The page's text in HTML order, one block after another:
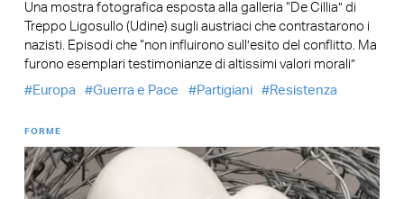
Una mostra fotografica esposta alla galleria “De Cillia” di
Treppo Ligosullo (Udine) sugli austriaci che contrastarono i
nazisti. Episodi che “non influirono sull’esito del conflitto. Ma
furono esemplari testimonianze di altissimi valori morali”
Europa
Guerra e Pace Partigiani Resistenza
FORME